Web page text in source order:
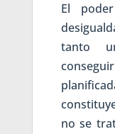
El
tanto
no se